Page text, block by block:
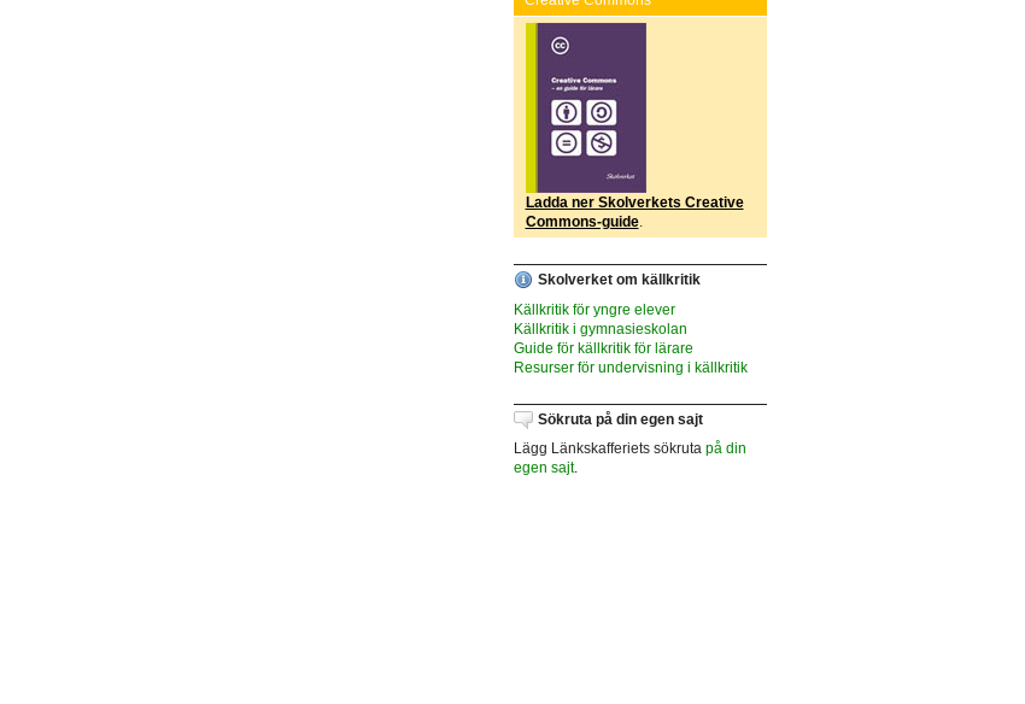
Ladda ner Skolverkets Creative
Commons-guide.
Skolverket om källkritik
Källkritik för yngre elever
Källkritik i gymnasieskolan
Guide för källkritik för lärare
Resurser för undervisning i källkritik
Sökruta på din egen sajt
Lägg Länkskafferiets sökruta på din
egen sajt.